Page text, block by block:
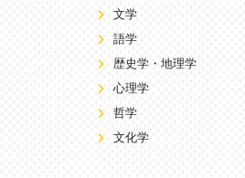
文学
語学
歴史学・地理学
心理学
哲学
文化学